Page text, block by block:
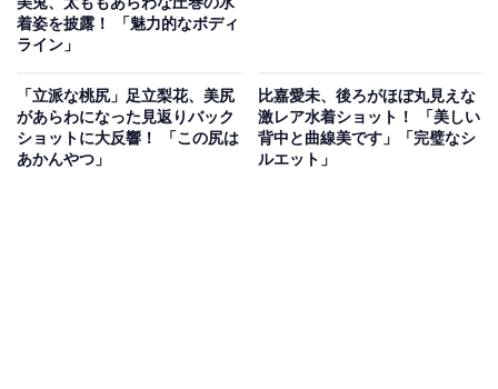
着姿を披露！ 「魅力的なボディ
ライン」
「立派な桃尻」足立梨花、美尻
があらわになった見返りバック
ショットに大反響！ 「この尻は
あかんやつ」
比嘉愛未、後ろがほぼ丸見えな
激レア水着ショット！ 「美しい
背中と曲線美です」「完璧なシ
ルエット」